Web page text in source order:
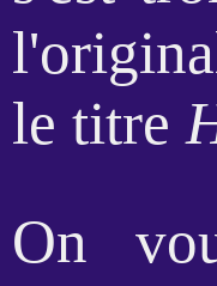
le titre
On